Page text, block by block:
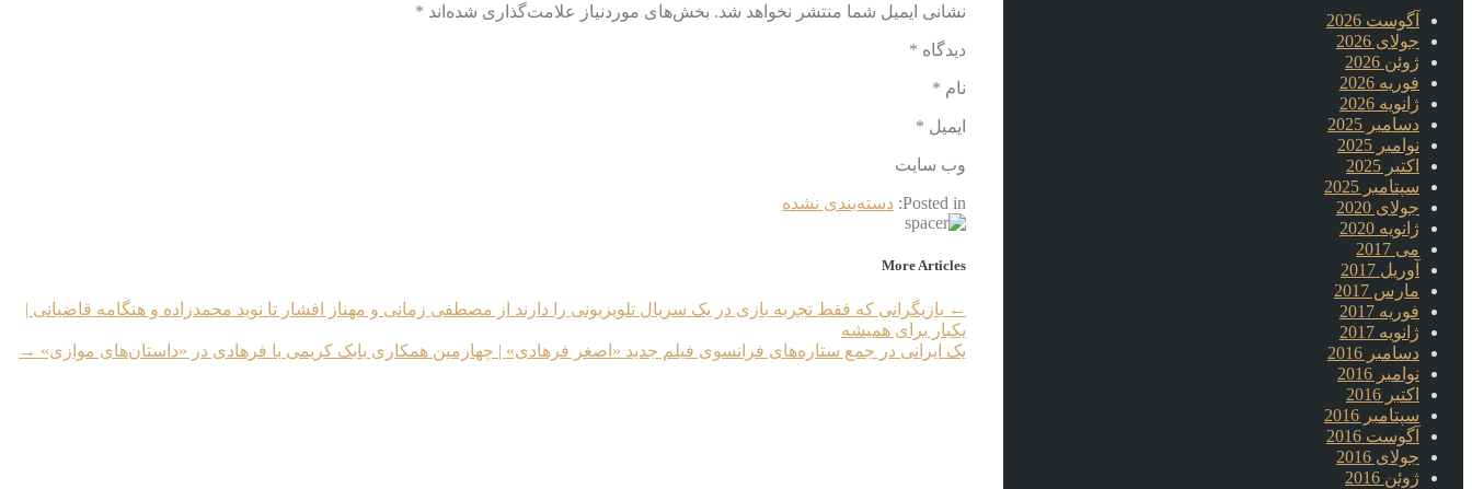
نشانی ایمیل شما منتشر نخواهد شد. بخش‌های موردنیاز علامت‌گذاری شده‌اند *
دیدگاه *
نام *
ایمیل *
وب‌ سایت
Posted in: دسته‌بندی نشده
More Articles
← بازیگرانی که فقط تجربه بازی در یک سریال تلویزیونی را دارند از مصطفی زمانی و مهناز افشار تا نوید محمدزاده و هنگامه قاضیانی |
یکبار برای همیشه
یک ایرانی در جمع ستاره‌های فرانسوی فیلم جدید «اصغر فرهادی» | چهارمین همکاری بابک کریمی با فرهادی در «داستان‌های موازی» →
آگوست 2026
جولای 2026
ژوئن 2026
فوریه 2026
ژانویه 2026
دسامبر 2025
نوامبر 2025
اکتبر 2025
سپتامبر 2025
جولای 2020
ژانویه 2020
می 2017
آوریل 2017
مارس 2017
فوریه 2017
ژانویه 2017
دسامبر 2016
نوامبر 2016
اکتبر 2016
سپتامبر 2016
آگوست 2016
جولای 2016
ژوئن 2016